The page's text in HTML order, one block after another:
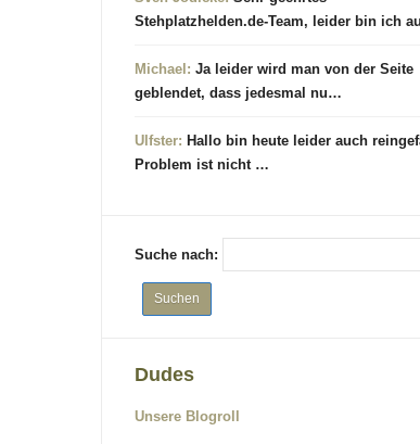
Stehplatzhelden.de-Team, leider bin ich
Michael: Ja leider wird man von der Seite
geblendet, dass jedesmal nu…
Ulfster: Hallo bin heute leider auch
Problem ist nicht …
Suche nach:
Dudes
Unsere Blogroll